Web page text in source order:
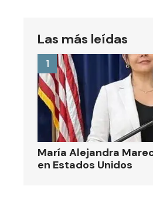
Las más leídas
María Alejandra
en Estados Unidos
1